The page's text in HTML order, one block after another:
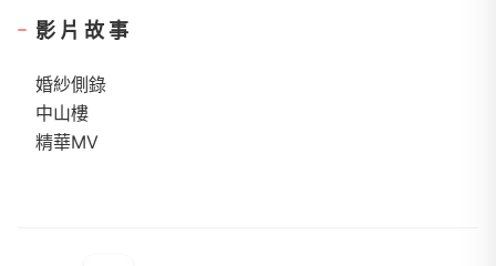
影片故事
婚紗側錄
中山樓
精華MV